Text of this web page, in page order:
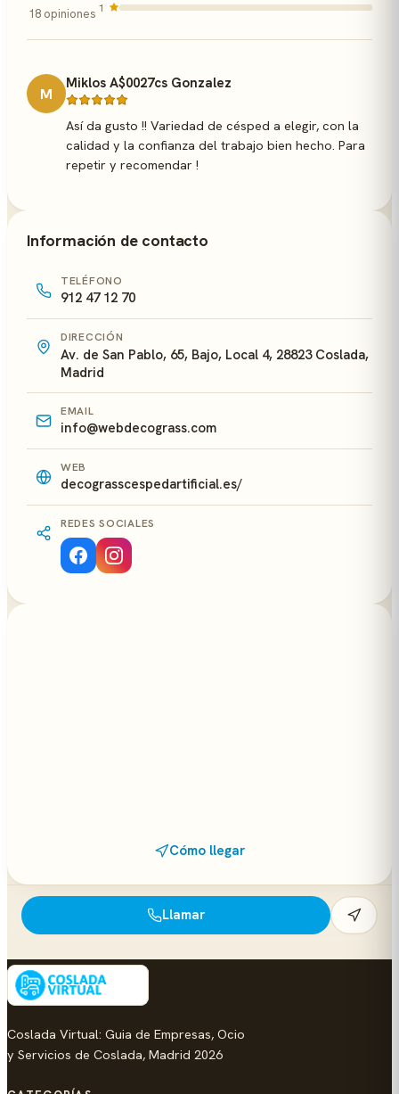
18 opiniones 1
M
Miklos A$0027cs Gonzalez
Así da gusto !! Variedad de césped a elegir, con la
calidad y la confianza del trabajo bien hecho. Para
repetir y recomendar !
Información de contacto
TELÉFONO
912 47 12 70
DIRECCIÓN
Av. de San Pablo, 65, Bajo, Local 4, 28823 Coslada,
Madrid
EMAIL
info@webdecograss.com
WEB
decograsscespedartificial.es/
REDES SOCIALES
Cómo llegar
Llamar
Coslada Virtual: Guia de Empresas, Ocio
y Servicios de Coslada, Madrid 2026